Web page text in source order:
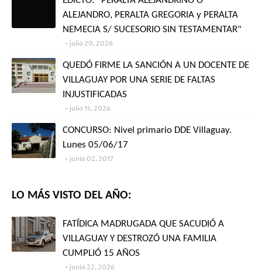
ALEJANDRO, PERALTA GREGORIA y PERALTA
NEMECIA S/ SUCESORIO SIN TESTAMENTAR"
julio 20, 2026
QUEDÓ FIRME LA SANCIÓN A UN DOCENTE DE
VILLAGUAY POR UNA SERIE DE FALTAS
INJUSTIFICADAS
julio 15, 2026
CONCURSO: Nivel primario DDE Villaguay.
Lunes 05/06/17
junio 02, 2017
LO MÁS VISTO DEL AÑO:
FATÍDICA MADRUGADA QUE SACUDIÓ A
VILLAGUAY Y DESTROZÓ UNA FAMILIA
CUMPLIÓ 15 AÑOS
junio 22, 2026